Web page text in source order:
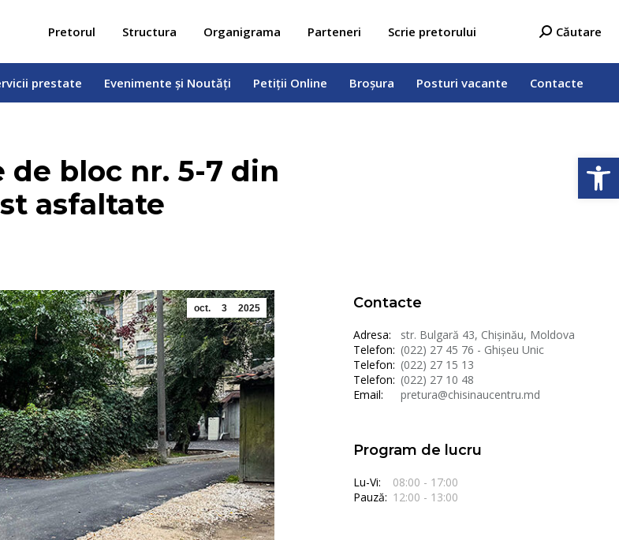
Pretorul Structura Organigrama Parteneri Scrie pretorului Search:
Căutare
prestate Evenimente și Noutăți Petiții Online Broșura Posturi vacante Contacte
bloc nr. 5-7 din
asfaltate
oct. 3 2025 Contacte
Adresa:
str. Bulgară 43, Chișinău, Moldova
Telefon: (022) 27 45 76 - Ghișeu Unic
Telefon: (022) 27 15 13
Telefon: (022) 27 10 48
Email:
pretura@chisinaucentru.md
Program de lucru
Lu-Vi:
08:00 - 17:00
Pauză: 12:00 - 13:00
prestate Evenimente și Noutăți Petiții Online Broșura Posturi vacante Contacte